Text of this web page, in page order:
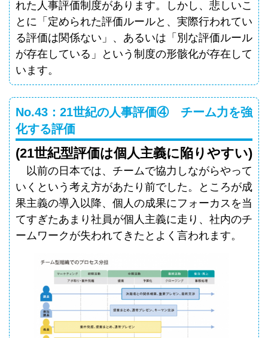
れた人事評価制度があります。しかし、悲しいこ
とに「定められた評価ルールと、実際行われてい
る評価は関係ない」、あるいは「別な評価ルール
が存在している」という制度の形骸化が存在して
います。
No.43：21世紀の人事評価④ チーム力を強
化する評価
(21世紀型評価は個人主義に陥りやすい)
以前の日本では、チームで協力しながらやって
いくという考え方があたり前でした。ところが成
果主義の導入以降、個人の成果にフォーカスを当
てすぎたあまり社員が個人主義に走り、社内のチ
ームワークが失われてきたとよく言われます。